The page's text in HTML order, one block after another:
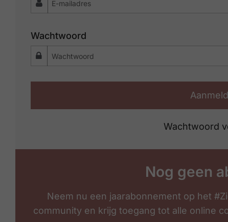
Wachtwoord
Wachtwoord
Nog geen
Neem nu een jaarabonnement op het
community en krijg toegang tot alle online